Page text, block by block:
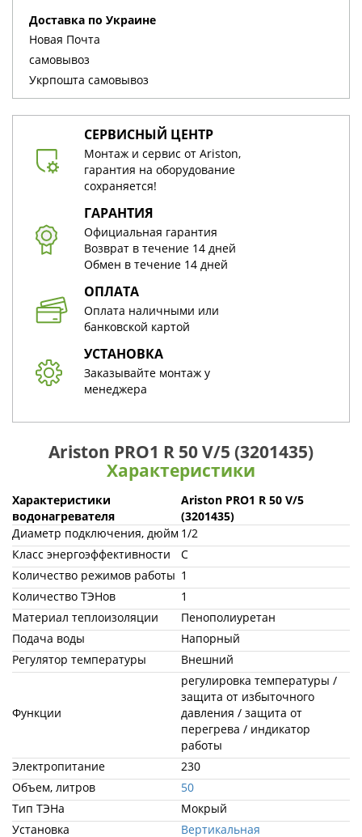
Доставка по Украине
Новая Почта
cамовывоз
Укрпошта cамовывоз
СЕРВИСНЫЙ ЦЕНТР
Монтаж и сервис от Ariston,
гарантия на оборудование
сохраняется!
ГАРАНТИЯ
Официальная гарантия
Возврат в течение 14 дней
Обмен в течение 14 дней
ОПЛАТА
Оплата наличными или
банковской картой
УСТАНОВКА
Заказывайте монтаж у
менеджера
Ariston PRO1 R 50 V/5 (3201435)
Характеристики
Характеристики
водонагревателя
Ariston PRO1 R 50 V/5
(3201435)
Диаметр подключения, дюйм 1/2
Класс энергоэффективности
C
Количество режимов работы 1
Количество ТЭНов
1
Материал теплоизоляции
Пенополиуретан
Подача воды
Напорный
Регулятор температуры
Внешний
Функции
регулировка температуры /
защита от избыточного
давления / защита от
перегрева / индикатор
работы
Электропитание
230
Объем, литров
50
Тип ТЭНа
Мокрый
Установка
Вертикальная